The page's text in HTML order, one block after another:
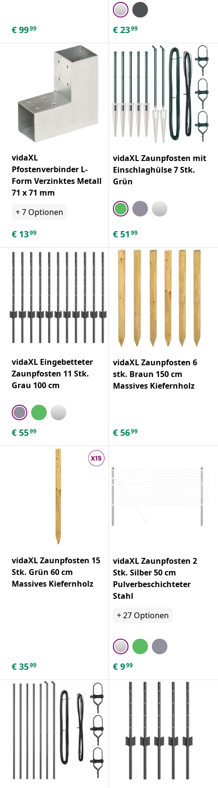
€ 9999 € 2399
vidaXL
Pfostenverbinder L-
Form Verzinktes Metall
71 x 71 mm
+7 Optionen
€ 1399
vidaXL Zaunpfosten mit
Einschlaghülse 7 Stk.
Grün
€ 51 99
vidaXL Eingebetteter
Zaunpfosten 11 Stk.
Grau 100 cm
€ 5599
vidaXL Zaunpfosten 6
stk. Braun 150 cm
Massives Kiefernholz
€ 5699
vidaXL Zaunpfosten 15
Stk. Grün 60 cm
Massives Kiefernholz
€ 3599
vidaXL Zaunpfosten 2
Stk. Silber 50 cm
Pulverbeschichteter
Stahl
+27 Optionen
€ 999